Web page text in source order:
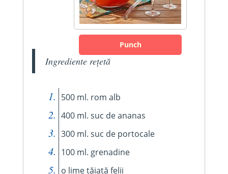
Punch
Ingrediente rețetă
500 ml. rom alb
400 ml. suc de ananas
300 ml. suc de portocale
100 ml. grenadine
o lime tăiată felii